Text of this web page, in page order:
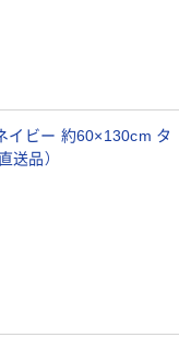
イビー 約60×130cm タ
品）